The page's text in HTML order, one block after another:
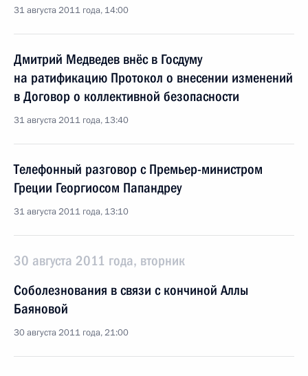
31 августа 2011 года, 14:00
Дмитрий Медведев внёс в Госдуму
на ратификацию Протокол о внесении изменений
в Договор о коллективной безопасности
31 августа 2011 года, 13:40
Телефонный разговор с Премьер-министром
Греции Георгиосом Папандреу
31 августа 2011 года, 13:10
30 августа 2011 года, вторник
Соболезнования в связи с кончиной Аллы
Баяновой
30 августа 2011 года, 21:00